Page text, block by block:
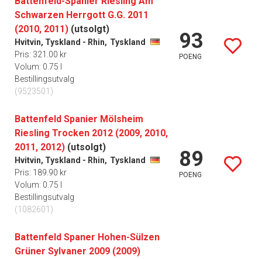
Schwarzen Herrgott G.G. 2011
(2010, 2011) (utsolgt)
Hvitvin, Tyskland - Rhin, Tyskland
Pris: 321.00 kr
Volum: 0.75 l
Bestillingsutvalg
(9523501)
93
POENG
Battenfeld Spanier Mölsheim
Riesling Trocken 2012 (2009, 2010,
2011, 2012) (utsolgt)
Hvitvin, Tyskland - Rhin, Tyskland
Pris: 189.90 kr
Volum: 0.75 l
Bestillingsutvalg
(1082601)
89
POENG
Battenfeld Spaner Hohen-Sülzen
Grüner Sylvaner 2009 (2009)